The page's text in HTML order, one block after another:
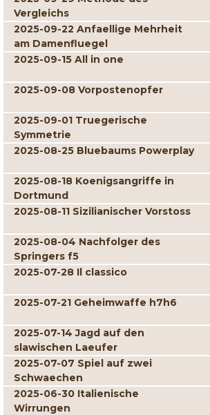
Vergleichs
2025-09-22 Anfaellige Mehrheit
am Damenfluegel
2025-09-15 All in one
2025-09-08 Vorpostenopfer
2025-09-01 Truegerische
Symmetrie
2025-08-25 Bluebaums Powerplay
2025-08-18 Koenigsangriffe in
Dortmund
2025-08-11 Sizilianischer Vorstoss
2025-08-04 Nachfolger des
Springers f5
2025-07-28 Il classico
2025-07-21 Geheimwaffe h7h6
2025-07-14 Jagd auf den
slawischen Laeufer
2025-07-07 Spiel auf zwei
Schwaechen
2025-06-30 Italienische
Wirrungen